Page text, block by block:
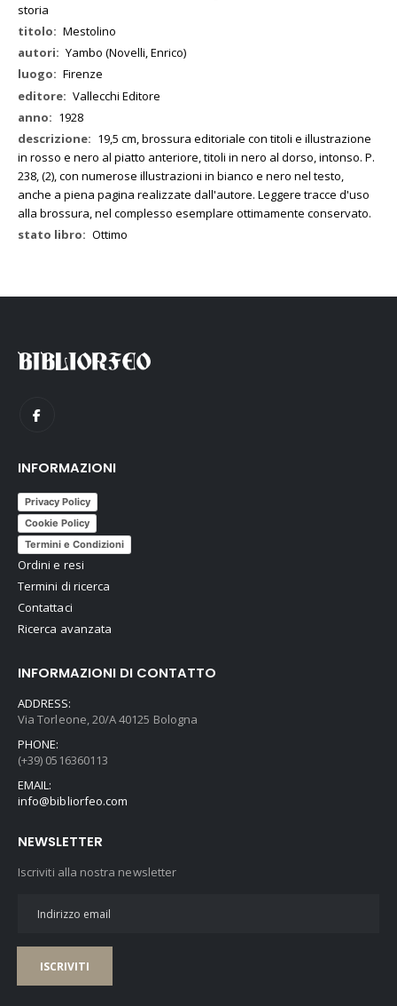
storia
Mestolino
Yambo (Novelli, Enrico)
Firenze
Vallecchi Editore
1928
19,5 cm, brossura editoriale con titoli e illustrazione
in rosso e nero al piatto anteriore, titoli in nero al dorso, intonso. P.
238, (2), con numerose illustrazioni in bianco e nero nel testo,
anche a piena pagina realizzate dall'autore. Leggere tracce d'uso
alla brossura, nel complesso esemplare ottimamente conservato.
Ottimo
INFORMAZIONI
Privacy Policy
Cookie Policy
Termini e Condizioni
Ordini e resi
Termini di ricerca
Contattaci
Ricerca avanzata
INFORMAZIONI DI CONTATTO
ADDRESS:
Via Torleone, 20/A 40125 Bologna
PHONE:
(+39) 0516360113
EMAIL:
info@bibliorfeo.com
NEWSLETTER
Iscriviti alla nostra newsletter
ISCRIVITI